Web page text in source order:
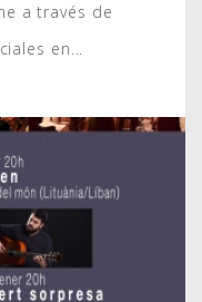
a través de
en...